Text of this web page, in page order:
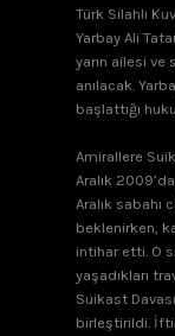
Türk Silahlı
Yarbay Ali
yarın ailesi ve
anılacak.
başlattığı
Amirallere
Aralık
Aralık sabahı
beklenirken,
intihar etti. O
yaşadıkları
Suikast
birleştirildi.